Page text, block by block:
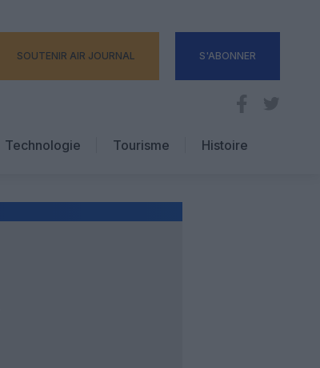
SOUTENIR AIR JOURNAL S'ABONNER
Technologie
Tourisme
Hôtellerie
Histoire